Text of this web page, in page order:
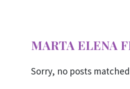
MARTA ELENA
Sorry, no posts